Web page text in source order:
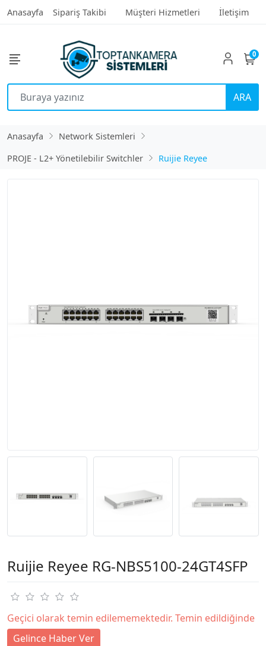
Anasayfa Sipariş Takibi Müşteri Hizmetleri İletişim
ARA
0
Anasayfa
Network Sistemleri
PROJE - L2+ Yönetilebilir Switchler
Ruijie Reyee
Ruijie Reyee RG-NBS5100-24GT4SFP
Geçici olarak temin edilememektedir. Temin edildiğinde
Gelince Haber Ver